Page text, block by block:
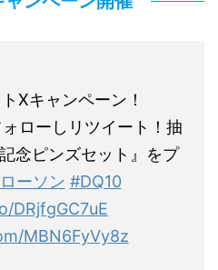
Xキャンペーン！
ォローしリツイート！抽
念ピンズセット』をプ
ーソン #DQ10
DRjfgGC7uE
MBN6FyVy8z